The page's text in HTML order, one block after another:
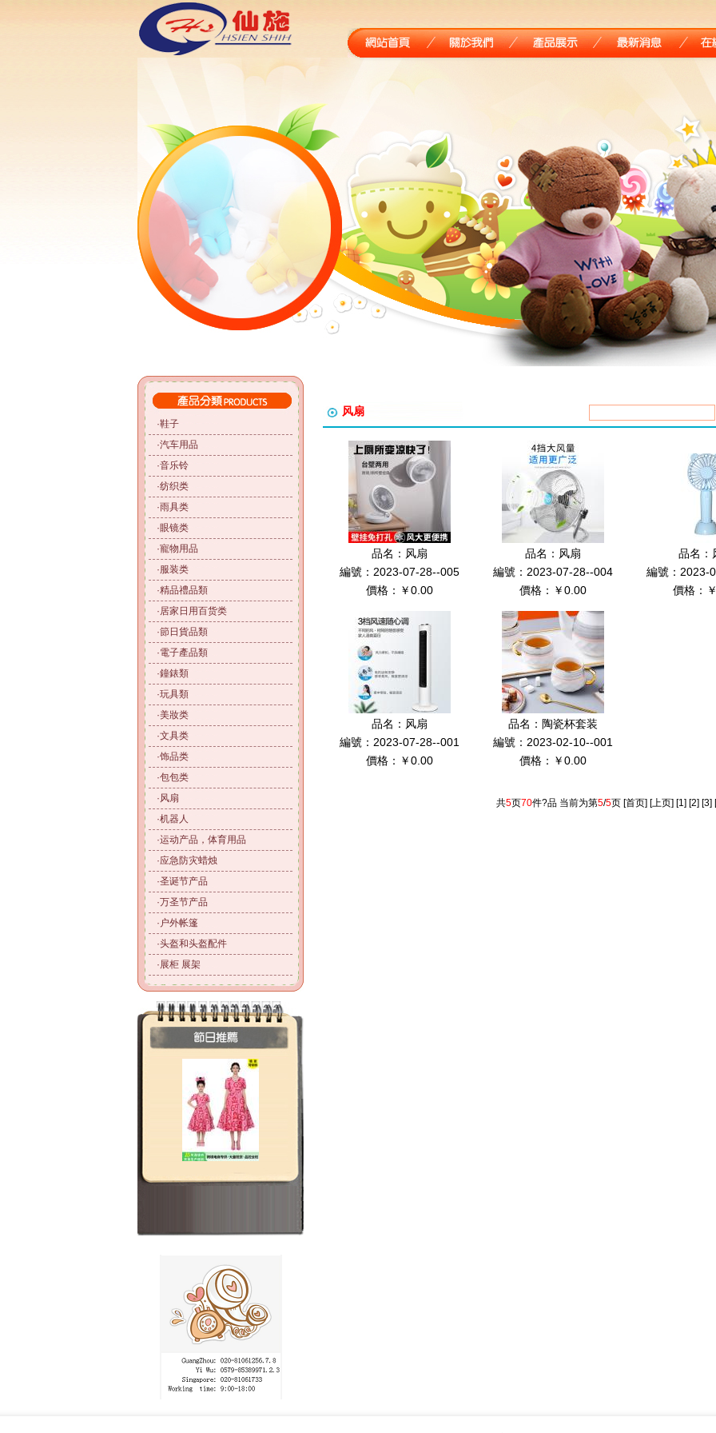
·鞋子
·汽车用品
·音乐铃
·纺织类
·雨具类
·眼镜类
·寵物用品
·服装类
·精品禮品類
·居家日用百货类
·節日貨品類
·電子產品類
·鐘錶類
·玩具類
·美妝类
·文具类
·饰品类
·包包类
·风扇
·机器人
·运动产品，体育用品
·应急防灾蜡烛
·圣诞节产品
·万圣节产品
· 户外帐篷
·头盔和头盔配件
·展柜 展架
风扇
品名： 风扇
編號：2023-07-28--005
價格：￥0.00
品名： 风扇
編號：2023-07-28--004
價格：￥0.00
品名：
編號：2023-
價格：
品名： 风扇
編號：2023-07-28--001
價格：￥0.00
品名： 陶瓷杯套装
編號：2023-02-10--001
價格：￥0.00
共5页70件?品 当前为第5/5页 [首页] [上页] [1] [2] [3]